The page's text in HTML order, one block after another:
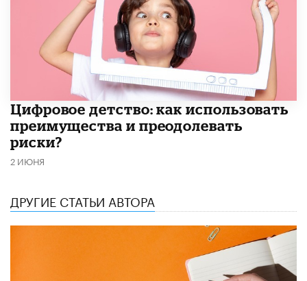
​Цифровое детство: как использовать
преимущества и преодолевать
риски?
2 ИЮНЯ
ДРУГИЕ СТАТЬИ АВТОРА